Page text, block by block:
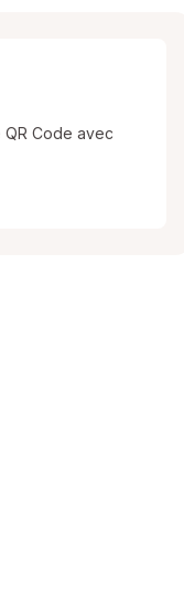
Code avec